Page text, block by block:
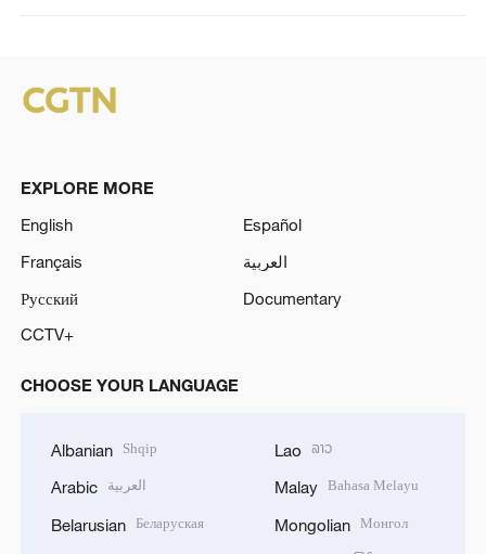
EXPLORE MORE
English
Español
Français
العربية
Русский
Documentary
CCTV+
CHOOSE YOUR LANGUAGE
Albanian Shqip
Arabic العربية
Belarusian Беларуская
Lao ລາວ
Malay Bahasa Melayu
Mongolian Монгол